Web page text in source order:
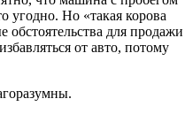
угодно. Но «такая корова
для продажи
от авто, потому